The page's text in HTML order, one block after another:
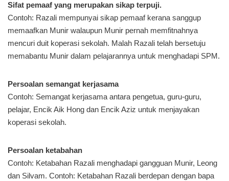
Sifat pemaaf yang merupakan sikap terpuji.
Contoh: Razali mempunyai sikap pemaaf kerana sanggup
memaafkan Munir walaupun Munir pernah memfitnahnya
mencuri duit koperasi sekolah. Malah Razali telah bersetuju
memabantu Munir dalam pelajarannya untuk menghadapi SPM.
Persoalan semangat kerjasama
Contoh: Semangat kerjasama antara pengetua, guru-guru,
pelajar, Encik Aik Hong dan Encik Aziz untuk menjayakan
koperasi sekolah.
Persoalan ketabahan
Contoh: Ketabahan Razali menghadapi gangguan Munir, Leong
dan Silvam. Contoh: Ketabahan Razali berdepan dengan bapa